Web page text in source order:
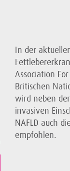
In der
Association
Britischen
wird neben
invasiven
NAFLD auch
empfohlen.